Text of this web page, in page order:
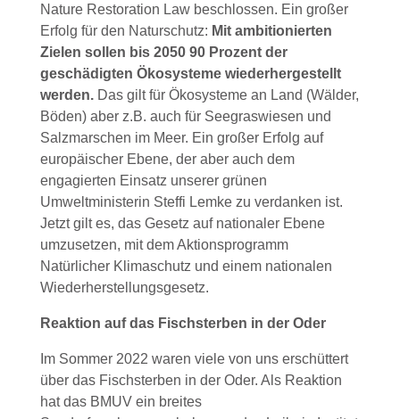
Nature Restoration Law beschlossen. Ein großer
Erfolg für den Naturschutz: Mit ambitionierten
Zielen sollen bis 2050 90 Prozent der
geschädigten Ökosysteme wiederhergestellt
werden.Das gilt für Ökosysteme an Land (Wälder,
Böden) aber z.B. auch für Seegraswiesen und
Salzmarschen im Meer. Ein großer Erfolg auf
europäischer Ebene, der aber auch dem
engagierten Einsatz unserer grünen
Umweltministerin Steffi Lemke zu verdanken ist.
Jetzt gilt es, das Gesetz auf nationaler Ebene
umzusetzen, mit dem Aktionsprogramm
Natürlicher Klimaschutz und einem nationalen
Wiederherstellungsgesetz.
Reaktion auf das Fischsterben in der Oder
Im Sommer 2022 waren viele von uns erschüttert
über das Fischsterben in der Oder. Als Reaktion
hat das BMUV ein breites